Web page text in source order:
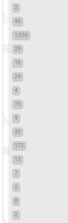
2
40
1,050
29
18
24
4
75
9
20
172
13
7
2
8
2